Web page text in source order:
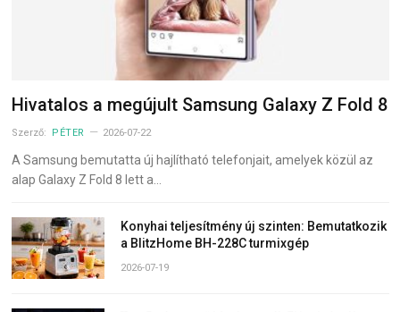
Hivatalos a megújult Samsung Galaxy Z Fold 8
Szerző: PÉTER 2026-07-22
A Samsung bemutatta új hajlítható telefonjait, amelyek közül az
alap Galaxy Z Fold 8 lett a…
Konyhai teljesítmény új szinten: Bemutatkozik
a BlitzHome BH-228C turmixgép
2026-07-19